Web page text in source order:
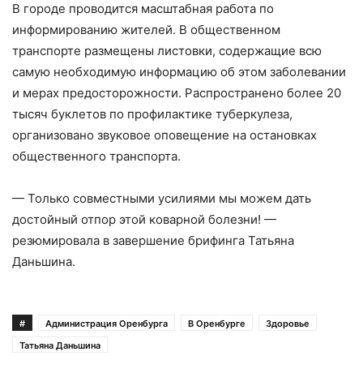
В городе проводится масштабная работа по
информированию жителей. В общественном
транспорте размещены листовки, содержащие всю
самую необходимую информацию об этом заболевании
и мерах предосторожности. Распространено более 20
тысяч буклетов по профилактике туберкулеза,
организовано звуковое оповещение на остановках
общественного транспорта.
— Только совместными усилиями мы можем дать
достойный отпор этой коварной болезни! —
резюмировала в завершение брифинга Татьяна
Даньшина.
# Администрация Оренбурга В Оренбурге
Здоровье
Татьяна Даньшина